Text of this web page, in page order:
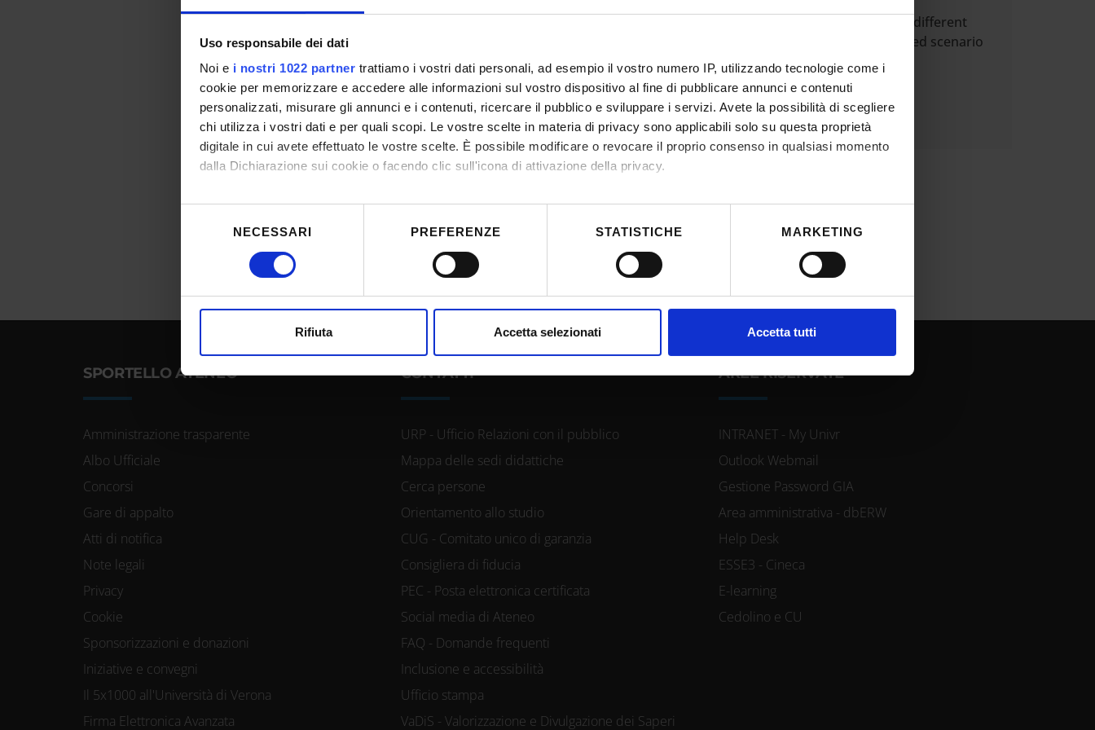
Uso responsabile dei dati
Noi e i nostri 1022 partner trattiamo i vostri dati personali, ad esempio il vostro numero IP, utilizzando tecnologie come i
cookie per memorizzare e accedere alle informazioni sul vostro dispositivo al fine di pubblicare annunci e contenuti
personalizzati, misurare gli annunci e i contenuti, ricercare il pubblico e sviluppare i servizi. Avete la possibilità di scegliere
chi utilizza i vostri dati e per quali scopi. Le vostre scelte in materia di privacy sono applicabili solo su questa proprietà
digitale in cui avete effettuato le vostre scelte. È possibile modificare o revocare il proprio consenso in qualsiasi momento
dalla Dichiarazione sui cookie o facendo clic sull'icona di attivazione della privacy.
Con il tuo consenso, vorremmo anche:
raccogliere informazioni sulla tua posizione geografica, con un'approssimazione di qualche metro,
Approfondisci come vengono elaborati i tuoi dati personali e imposta le tue preferenze nella
sezione dettagli . Puoi
Utilizziamo i cookie per personalizzare contenuti ed annunci, per fornire funzionalità dei social media e per analizzare il
NECESSARI PREFERENZE STATISTICHE MARKETING
Rifiuta Accetta selezionati Accetta tutti
Ultimately, the aim is to analyse variations in journalistic discourse and assess whether and to what extent different
choices can cause a different impact on the perceptions and attitudes of the population in an unprecedented scenario
like a pandemic.
PhD Supervisor:
Prof. Roberta Facchinetti
SPORTELLO ATENEO
Amministrazione trasparente
Albo Ufficiale
Concorsi
Gare di appalto
Atti di notifica
Note legali
Privacy
Cookie
Sponsorizzazioni e donazioni
Iniziative e convegni
Il 5x1000 all'Università di Verona
Firma Elettronica Avanzata
CONTATTI
URP - Ufficio Relazioni con il pubblico
Mappa delle sedi didattiche
Cerca persone
Orientamento allo studio
CUG - Comitato unico di garanzia
Consigliera di fiducia
PEC - Posta elettronica certificata
Social media di Ateneo
FAQ - Domande frequenti
Inclusione e accessibilità
Ufficio stampa
VaDiS - Valorizzazione e Divulgazione dei Saperi
AREE RISERVATE
INTRANET - My Univr
Outlook Webmail
Gestione Password GIA
Area amministrativa - dbERW
Help Desk
ESSE3 - Cineca
E-learning
Cedolino e CU